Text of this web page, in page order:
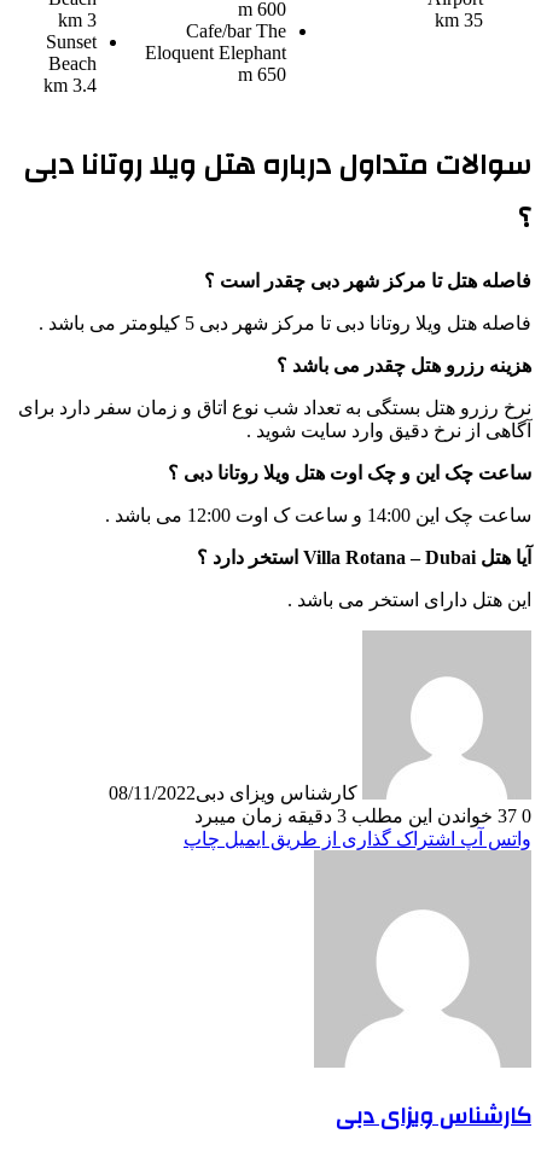
35 km
600 m
Cafe/barThe
Eloquent Elephant
650 m
3 km
Sunset
Beach
3.4 km
سوالات متداول درباره هتل ویلا روتانا دبی
؟
فاصله هتل تا مرکز شهر دبی چقدر است ؟
فاصله هتل ویلا روتانا دبی تا مرکز شهر دبی 5 کیلومتر می باشد .
هزینه رزرو هتل چقدر می باشد ؟
نرخ رزرو هتل بستگی به تعداد شب نوع اتاق و زمان سفر دارد برای
آگاهی از نرخ دقیق وارد سایت شوید .
ساعت چک این و چک اوت هتل ویلا روتانا دبی ؟
ساعت چک این 14:00 و ساعت ک اوت 12:00 می باشد .
آیا هتل Villa Rotana – Dubai استخر دارد ؟
این هتل دارای استخر می باشد .
کارشناس ویزای دبی08/11/2022
0
خواندن این مطلب 3 دقیقه زمان میبرد
واتس آپ اشتراک گذاری از طریق ایمیل چاپ
کارشناس ویزای دبی